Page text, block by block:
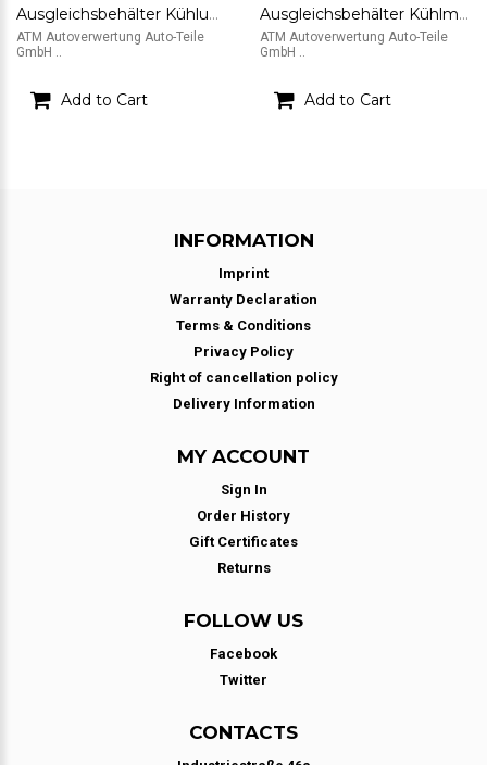
Ausgleichsbehälter Kühlung Ford S-Max FoMoCo 6G918K218AD
ATM Autoverwertung Auto-Teile
GmbH ..
Add to Cart
Ausgleichsbehälter Kühlmittel Ford Focus 2 II 3M5H8K218AH
ATM Autoverwertung Auto-Teile
GmbH ..
Add to Cart
INFORMATION
Imprint
Warranty Declaration
Terms & Conditions
Privacy Policy
Right of cancellation policy
Delivery Information
MY ACCOUNT
Sign In
Order History
Gift Certificates
Returns
FOLLOW US
Facebook
Twitter
CONTACTS